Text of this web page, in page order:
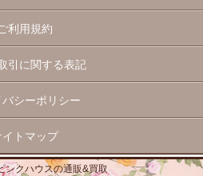
ご利用規約
引に関する表記
バシーポリシー
イトマップ
ンクハウスの通販&買取